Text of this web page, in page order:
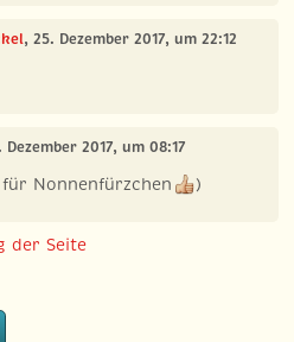
, 25. Dezember 2017, um 22:12
Dezember 2017, um 08:17
Nonnenfürzchen )
der Seite